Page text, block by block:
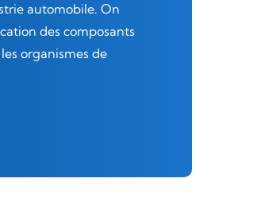
automobile. On
des composants
organismes de